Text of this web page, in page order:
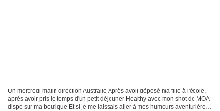
Un mercredi matin direction Australie Après avoir déposé ma fille à l'école,
après avoir pris le temps d'un petit déjeuner Healthy avec mon shot de MOA
dispo sur ma boutique Et si je me laissais aller à mes humeurs aventurières